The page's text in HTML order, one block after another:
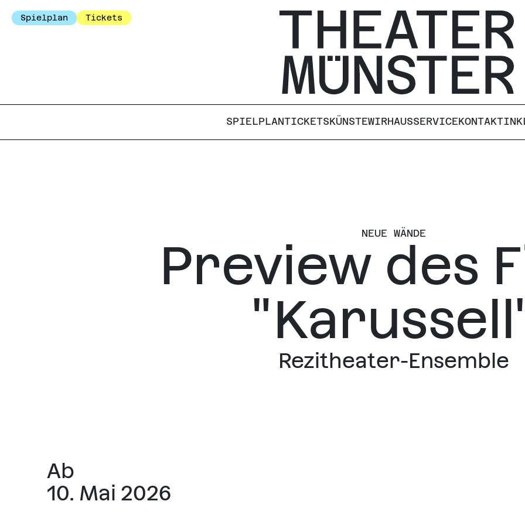
Spielplan Tickets
SPIELPLANTICKETSKÜNSTEWIRHAUSSERVICEKONTAKT
NEUE WÄNDE
Preview des
Rezitheater-Ensemble
Ab
10. Mai 2026